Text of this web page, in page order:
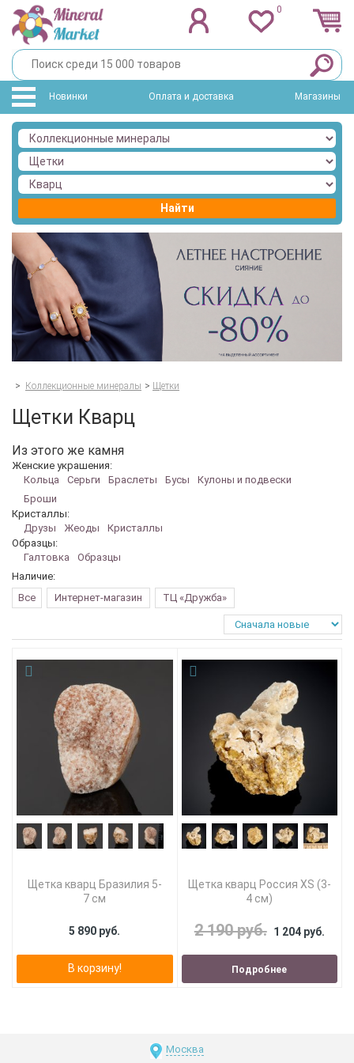
0
Новинки Оплата и доставка Магазины
Найти
> Коллекционные минералы > Щетки
Щетки Кварц
Из этого же камня
Женские украшения:
Кольца
Серьги Браслеты Бусы
Кулоны и подвески
Броши
Кристаллы:
Друзы
Жеоды
Кристаллы
Образцы:
Галтовка
Образцы
Наличие:
Все
Интернет-магазин ТЦ «Дружба»
Щетка кварц Бразилия 5-
7 см
5 890 руб.
В корзину!
Щетка кварц Россия XS (3-
4 см)
2 190 руб. 1 204 руб.
Подробнее
Москва